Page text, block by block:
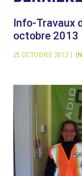
Info-Travaux
octobre 2013
25 OCTOBRE 2013